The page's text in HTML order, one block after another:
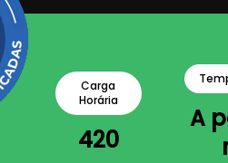
Carga
Horária
420
A